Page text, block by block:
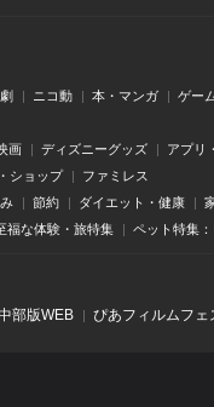
ニコ動 本・マンガ ゲー
画 ディズニーグッズ アプリ
ショップ ファミレス
節約 ダイエット・健康
福な体験・旅特集 ペット特集：
部版WEB ぴあフィルムフェ